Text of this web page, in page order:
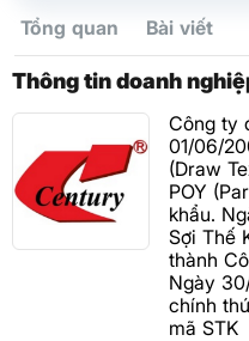
Tổng quan Bài viết
Thông tin doanh
Công ty
01/06/
(Draw
POY
khẩu.
Sợi Thế
thành
Ngày
chính
mã STK